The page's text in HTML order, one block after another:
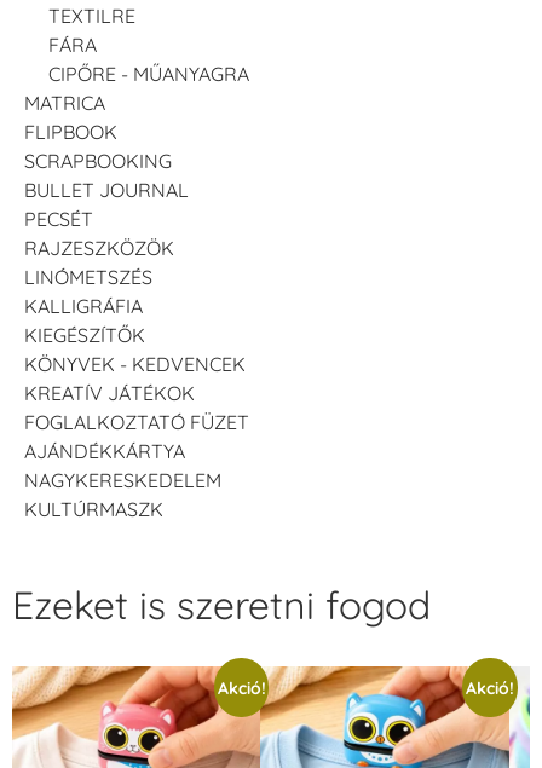
TEXTILRE
FÁRA
CIPŐRE - MŰANYAGRA
MATRICA
FLIPBOOK
SCRAPBOOKING
BULLET JOURNAL
PECSÉT
RAJZESZKÖZÖK
LINÓMETSZÉS
KALLIGRÁFIA
KIEGÉSZÍTŐK
KÖNYVEK - KEDVENCEK
KREATÍV JÁTÉKOK
FOGLALKOZTATÓ FÜZET
AJÁNDÉKKÁRTYA
NAGYKERESKEDELEM
KULTÚRMASZK
Ezeket is szeretni fogod
Akció! Akció!